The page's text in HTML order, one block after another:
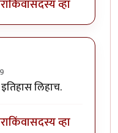
किंवासदस्य व्हा
लिहाच.
किंवासदस्य व्हा